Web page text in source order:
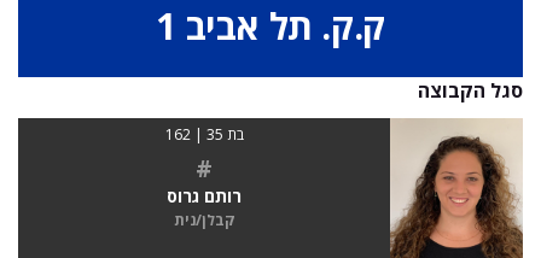
ק.ק. תל אביב 1
סגל הקבוצה
בת 35 | 162
#
רותם גרוס
קבלן/נית